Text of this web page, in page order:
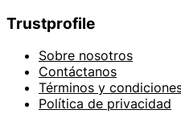
Trustprofile
Sobre nosotros
Contáctanos
Términos y
Política de privacidad